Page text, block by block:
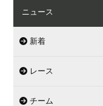
ニュース
新着
レース
チーム